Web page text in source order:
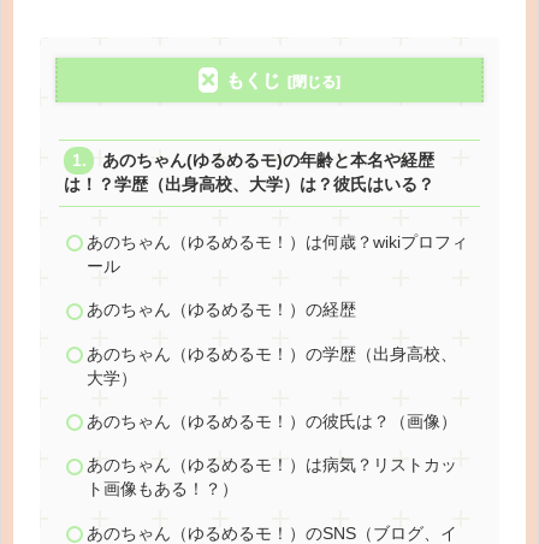
もくじ
あのちゃん(ゆるめるモ)の年齢と本名や経歴
は！？学歴（出身高校、大学）は？彼氏はいる？
あのちゃん（ゆるめるモ！）は何歳？wikiプロフィ
ール
あのちゃん（ゆるめるモ！）の経歴
あのちゃん（ゆるめるモ！）の学歴（出身高校、
大学）
あのちゃん（ゆるめるモ！）の彼氏は？（画像）
あのちゃん（ゆるめるモ！）は病気？リストカッ
ト画像もある！？）
あのちゃん（ゆるめるモ！）のSNS（ブログ、イ